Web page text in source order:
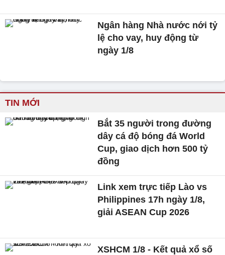
Ngân hàng Nhà nước nới tỷ
lệ cho vay, huy động từ
ngày 1/8
TIN MỚI
Bắt 35 người trong đường
dây cá độ bóng đá World
Cup, giao dịch hơn 500 tỷ
đồng
Link xem trực tiếp Lào vs
Philippines 17h ngày 1/8,
giải ASEAN Cup 2026
XSHCM 1/8 - Kết quả xổ số